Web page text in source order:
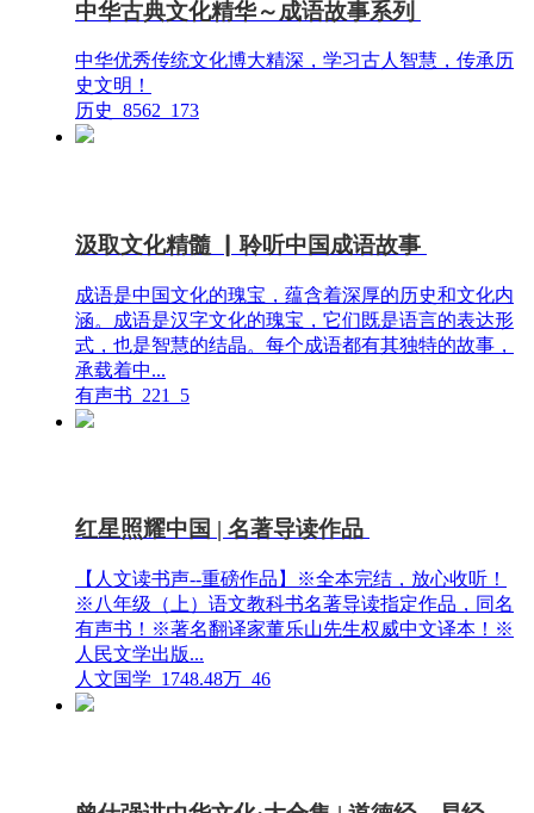
中华古典文化精华～成语故事系列
中华优秀传统文化博大精深，学习古人智慧，传承历
史文明！
历史 8562 173
汲取文化精髓 ▏聆听中国成语故事
成语是中国文化的瑰宝，蕴含着深厚的历史和文化内
涵。成语是汉字文化的瑰宝，它们既是语言的表达形
式，也是智慧的结晶。每个成语都有其独特的故事，
承载着中...
有声书 221 5
红星照耀中国 | 名著导读作品
【人文读书声--重磅作品】※全本完结，放心收听！
※八年级（上）语文教科书名著导读指定作品，同名
有声书！※著名翻译家董乐山先生权威中文译本！※
人民文学出版...
人文国学 1748.48万 46